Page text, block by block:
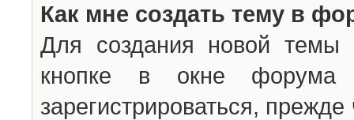
Как мне создать тему в
Для создания новой темы
кнопке в окне
зарегистрироваться,